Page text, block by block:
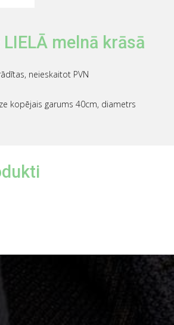
LIELĀ melnā krāsā
neieskaitot PVN
kopējais garums 40cm, diametrs